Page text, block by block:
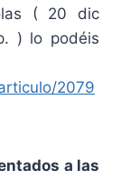
( 20 dic
) lo podéis
2079
a las